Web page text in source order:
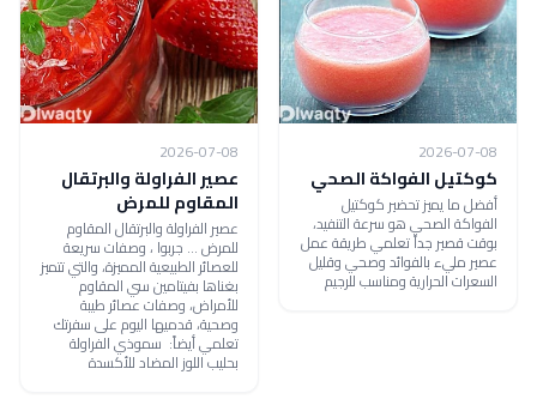
2026-07-08
كوكتيل الفواكة الصحي
أفضل ما يميز تحضير كوكتيل
الفواكة الصحي هو سرعة التنفيد،
بوقت قصير جداً تعلمي طريقة عمل
عصير مليء بالفوائد وصحي وقليل
السعرات الحرارية ومناسب للرجيم
2026-07-08
عصير الفراولة والبرتقال
المقاوم للمرض
عصير الفراولة والبرتقال المقاوم
للمرض ... جربوا ، وصفات سريعة
للعصائر الطبيعية المميزة، والتي تتميز
بغناها بفيتامين سي المقاوم
للأمراض، وصفات عصائر طيبة
وصحية، قدميها اليوم على سفرتك
تعلمي أيضاً: سموذي الفراولة
بحليب اللوز المضاد للأكسدة